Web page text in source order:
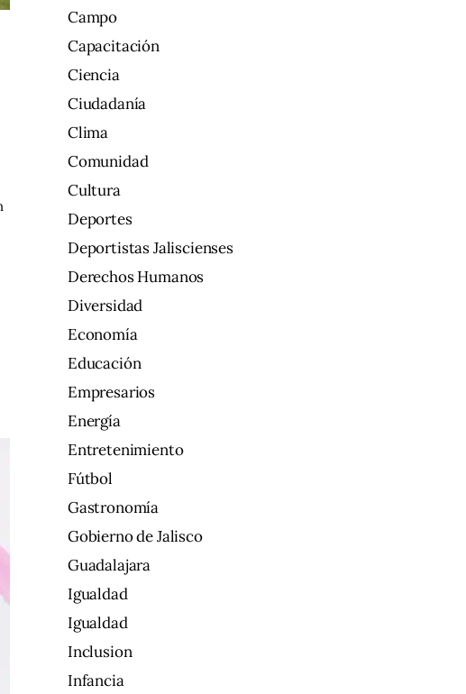
Campo
Capacitación
Ciencia
Ciudadanía
Clima
Comunidad
Cultura
Deportes
Deportistas Jaliscienses
Derechos Humanos
Diversidad
Economía
Educación
Empresarios
Energía
Entretenimiento
Fútbol
Gastronomía
Gobierno de Jalisco
Guadalajara
Igualdad
Igualdad
Inclusion
Infancia